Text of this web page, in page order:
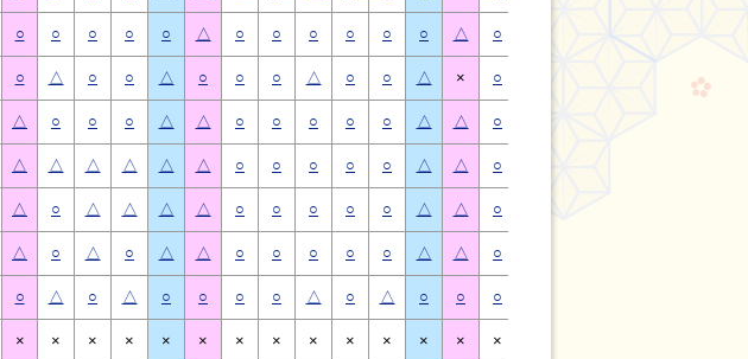
○ ○ ○ ○ ○ △ ○ ○ ○ ○ ○ ○ △ ○ ○
○ △ ○ ○ △ ○ ○ ○ △ ○ ○ △ × ○
△ ○ ○ ○ △ △ ○ ○ ○ ○ ○ △ △ ○
△ △ △ △ △ △ ○ ○ ○ ○ ○ △ △ ○
△ ○ △ △ △ △ ○ ○ ○ ○ ○ △ △ ○
△ ○ △ ○ △ △ ○ ○ ○ ○ ○ △ △ ○
○ △ ○ △ ○ ○ ○ ○ △ ○ △ ○ ○ ○
× × × × × × × × × × × × × ×